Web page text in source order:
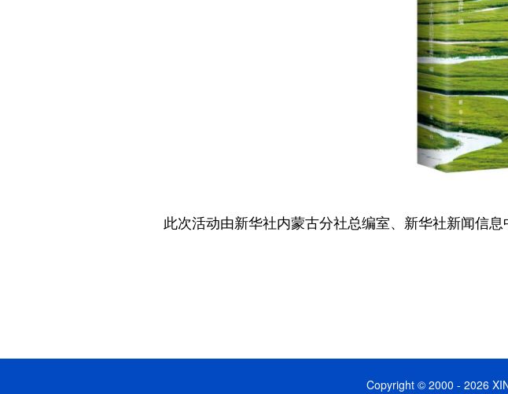
此次活动由新华社内蒙古分社总编室、新华社新闻信息
Copyright © 2000 - 2026